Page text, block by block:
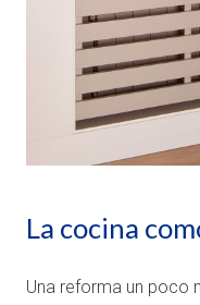
La cocina
Una reforma un poco